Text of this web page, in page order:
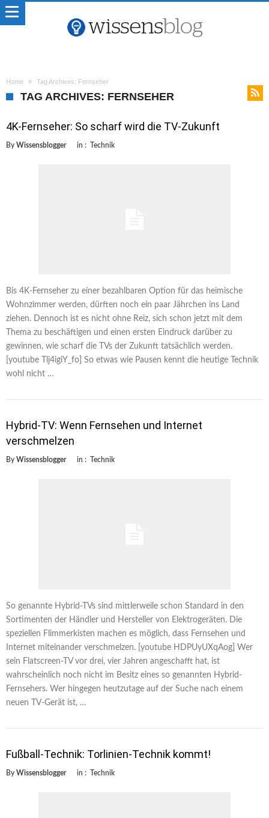
Home Tag Archives: Fernseher
TAG ARCHIVES: FERNSEHER
4K-Fernseher: So scharf wird die TV-Zukunft
By Wissensblogger in : Technik
Bis 4K-Fernseher zu einer bezahlbaren Option für das heimische
Wohnzimmer werden, dürften noch ein paar Jährchen ins Land
ziehen. Dennoch ist es nicht ohne Reiz, sich schon jetzt mit dem
Thema zu beschäftigen und einen ersten Eindruck darüber zu
gewinnen, wie scharf die TVs der Zukunft tatsächlich werden.
[youtube Tlj4igiY_fo] So etwas wie Pausen kennt die heutige Technik
wohl nicht …
Hybrid-TV: Wenn Fernsehen und Internet
verschmelzen
By Wissensblogger in : Technik
So genannte Hybrid-TVs sind mittlerweile schon Standard in den
Sortimenten der Händler und Hersteller von Elektrogeräten. Die
speziellen Flimmerkisten machen es möglich, dass Fernsehen und
Internet miteinander verschmelzen. [youtube HDPUyUXqAog] Wer
sein Flatscreen-TV vor drei, vier Jahren angeschafft hat, ist
wahrscheinlich noch nicht im Besitz eines so genannten Hybrid-
Fernsehers. Wer hingegen heutzutage auf der Suche nach einem
neuen TV-Gerät ist, …
Fußball-Technik: Torlinien-Technik kommt!
By Wissensblogger in : Technik